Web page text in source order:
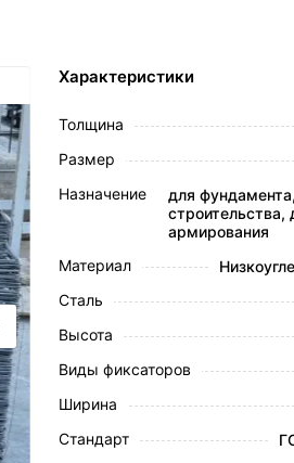
Характеристики
Толщина
Размер
Назначение
для
строительства,
армирования
Материал
Сталь
Высота
Виды фиксаторов
Ширина
Стандарт